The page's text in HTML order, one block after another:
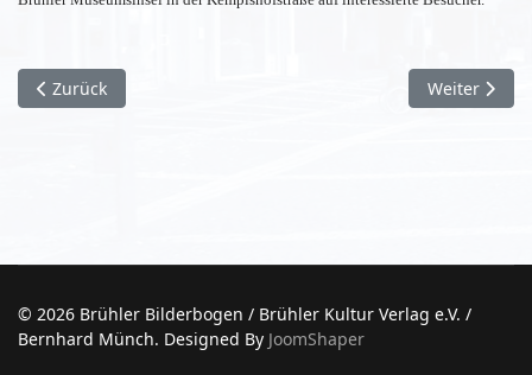
Vorheriger Beitrag: Fremd und vertraut
Zurück Nächster
Weiter
© 2026 Brühler Bilderbogen / Brühler Kultur Verlag e.V. /
Bernhard Münch. Designed By JoomShaper